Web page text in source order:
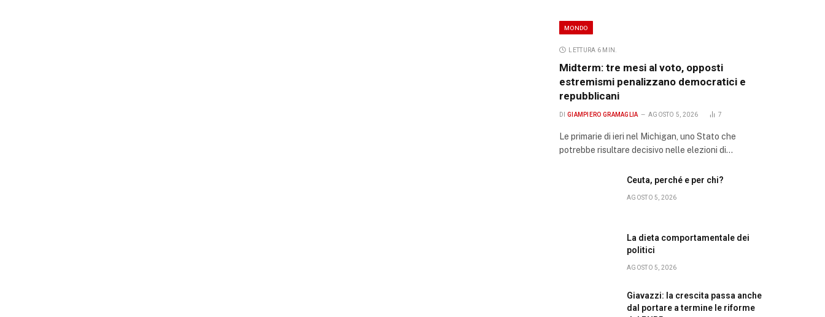
MONDO
LETTURA 6 MIN.
Midterm: tre mesi al voto, opposti
estremismi penalizzano democratici e
repubblicani
DI GIAMPIERO GRAMAGLIA AGOSTO 5, 2026 7
Le primarie di ieri nel Michigan, uno Stato che
potrebbe risultare decisivo nelle elezioni di…
Ceuta, perché e per chi?
AGOSTO 5, 2026
La dieta comportamentale dei
politici
AGOSTO 5, 2026
Giavazzi: la crescita passa anche
dal portare a termine le riforme